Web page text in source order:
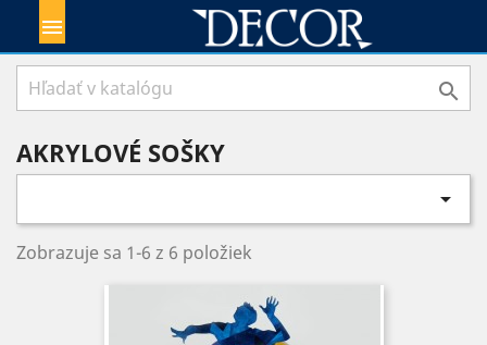


AKRYLOVÉ SOŠKY

Zobrazuje sa 1-6 z 6 položiek